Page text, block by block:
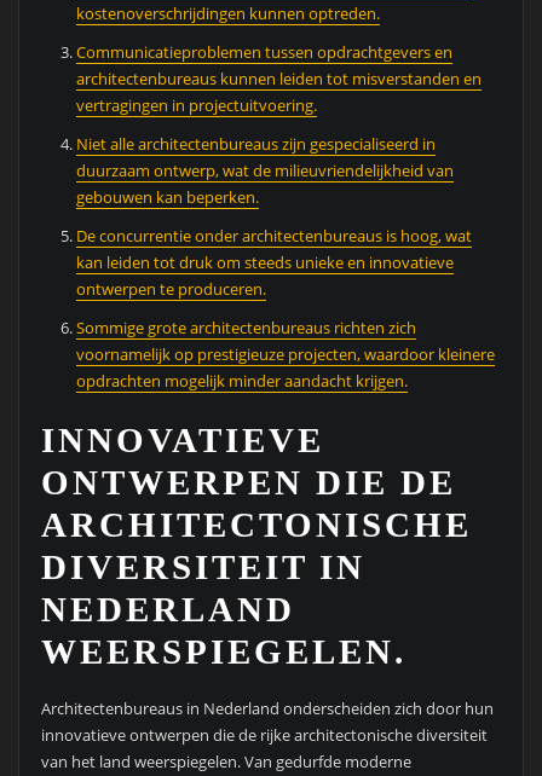
kostenoverschrijdingen kunnen optreden.
Communicatieproblemen tussen opdrachtgevers en
architectenbureaus kunnen leiden tot misverstanden en
vertragingen in projectuitvoering.
Niet alle architectenbureaus zijn gespecialiseerd in
duurzaam ontwerp, wat de milieuvriendelijkheid van
gebouwen kan beperken.
De concurrentie onder architectenbureaus is hoog, wat
kan leiden tot druk om steeds unieke en innovatieve
ontwerpen te produceren.
Sommige grote architectenbureaus richten zich
voornamelijk op prestigieuze projecten, waardoor kleinere
opdrachten mogelijk minder aandacht krijgen.
INNOVATIEVE
ONTWERPEN DIE DE
ARCHITECTONISCHE
DIVERSITEIT IN
NEDERLAND
WEERSPIEGELEN.
Architectenbureaus in Nederland onderscheiden zich door hun
innovatieve ontwerpen die de rijke architectonische diversiteit
van het land weerspiegelen. Van gedurfde moderne